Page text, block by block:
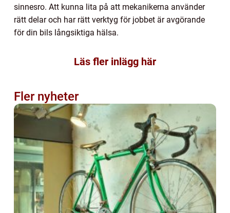
sinnesro. Att kunna lita på att mekanikerna använder
rätt delar och har rätt verktyg för jobbet är avgörande
för din bils långsiktiga hälsa.
Läs fler inlägg här
Fler nyheter